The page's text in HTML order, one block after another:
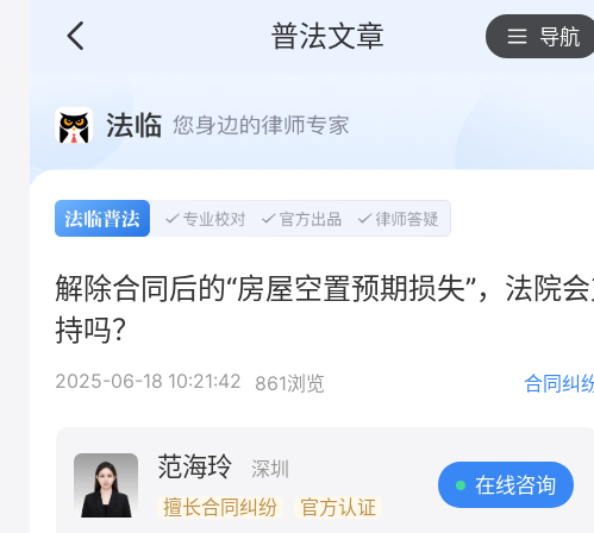
普法文章 导航
解除合同后的“房屋空置预期损失”，法院
持吗？
2025-06-18 10:21:42 861浏览 合同纠
范海玲
深圳
擅长合同纠纷
官方认证
在线咨询